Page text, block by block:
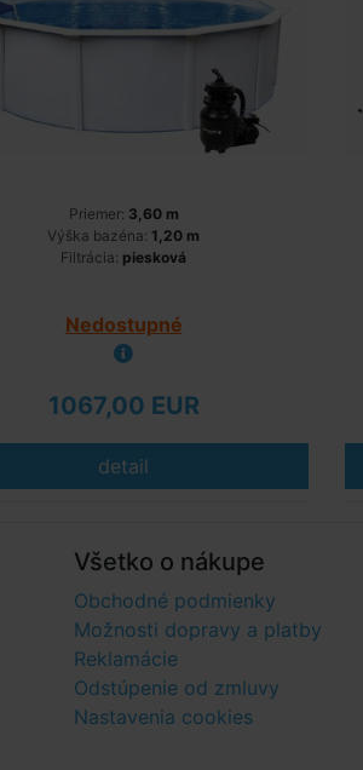
Priemer: 3,60 m
Výška bazéna: 1,20 m
Filtrácia: piesková
Nedostupné
1067,00 EUR
detail
Všetko o nákupe
Obchodné podmienky
Možnosti dopravy a platby
Reklamácie
Odstúpenie od zmluvy
Nastavenia cookies